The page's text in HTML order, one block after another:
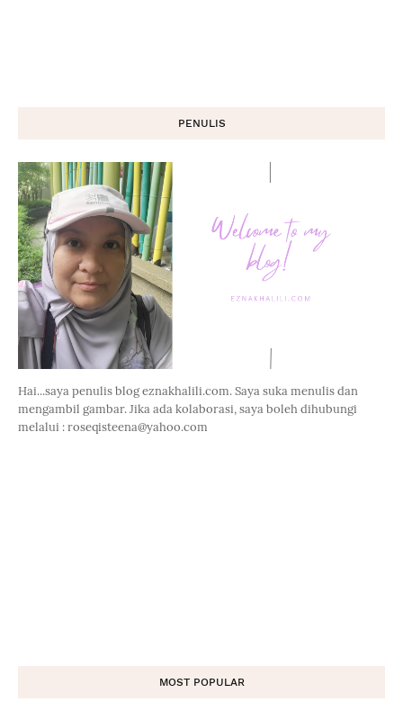
PENULIS
Hai...saya penulis blog eznakhalili.com. Saya suka menulis dan
mengambil gambar. Jika ada kolaborasi, saya boleh dihubungi
melalui : roseqisteena@yahoo.com
MOST POPULAR